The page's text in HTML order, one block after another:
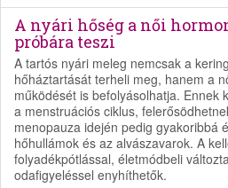
A nyári hőség a női
próbára teszi
A tartós nyári meleg nemcsak a
hőháztartását terheli meg, hanem a
működését is befolyásolhatja. Ennek
a menstruációs ciklus,
menopauza idején pedig gyakoribbá
hőhullámok és az alvászavarok. A
folyadékpótlással, életmódbeli
odafigyeléssel enyhíthetők.